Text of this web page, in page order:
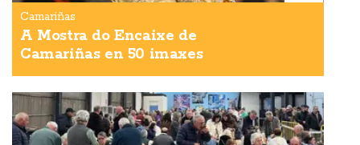
Camariñas
A Mostra do Encaixe de
Camariñas en 50 imaxes